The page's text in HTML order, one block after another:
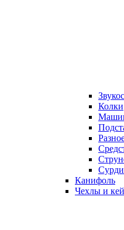
Колки
Канифоль
Чехлы и